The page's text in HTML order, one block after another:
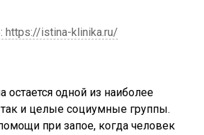
istina-klinika.ru/
одной из наиболее
так и целые социумные группы.
при запое, когда человек